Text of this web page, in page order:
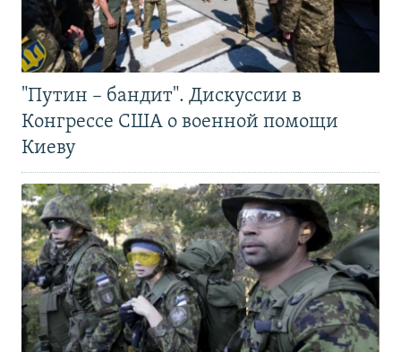
"Путин – бандит". Дискуссии в
Конгрессе США о военной помощи
Киеву